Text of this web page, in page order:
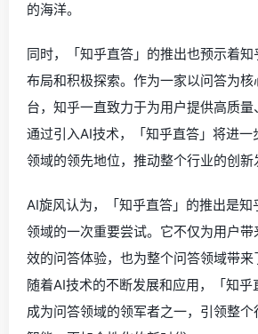
的海洋。
同时，「知乎直答」的推出也预示着
布局和积极探索。作为一家以问答为
台，知乎一直致力于为用户提供高质量
通过引入AI技术，「知乎直答」将进一
领域的领先地位，推动整个行业的创新
AI旋风认为，「知乎直答」的推出是知
领域的一次重要尝试。它不仅为用户
效的问答体验，也为整个问答领域带来
随着AI技术的不断发展和应用，「知
成为问答领域的领军者之一，引领整